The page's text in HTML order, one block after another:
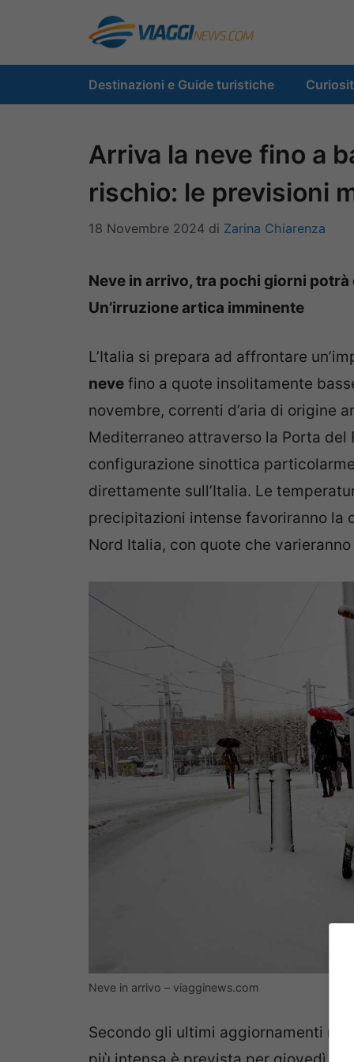
contenuto
Destinazioni e Guide turistiche
Arriva la neve fino a
rischio: le previsioni
18 Novembre 2024 di Zarina Chiarenza
Neve in arrivo, tra pochi giorni
Un’irruzione artica imminente
L’Italia si prepara ad affrontare
neve fino a quote insolitamente
novembre, correnti d’aria di origine
Mediterraneo attraverso la Porta del
configurazione sinottica
direttamente sull’Italia. Le
precipitazioni intense favoriranno la
Nord Italia, con quote che
Neve in arrivo – viagginews.com
Secondo gli ultimi aggiornamenti